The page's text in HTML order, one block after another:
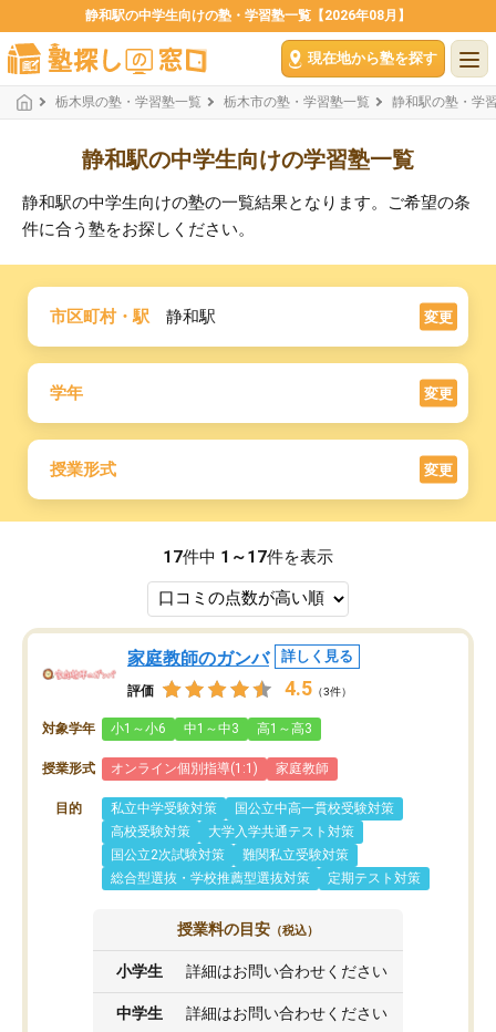
静和駅の中学生向けの塾・学習塾一覧【2026年08月】
現在地から塾を探す
栃木県の塾・学習塾一覧 栃木市の塾・学習塾一覧 静和駅の塾・学
静和駅の中学生向けの学習塾一覧
静和駅の中学生向けの塾の一覧結果となります。ご希望の条
件に合う塾をお探しください。
市区町村・駅 静和駅 変更
学年 変更
授業形式 変更
17件中 1～17件を表示
家庭教師のガンバ 詳しく見る
評価 4.5 （3件）
対象学年 小1～小6 中1～中3 高1～高3
授業形式 オンライン個別指導(1:1) 家庭教師
目的 私立中学受験対策
国公立中高一貫校受験対策
高校受験対策
大学入学共通テスト対策
国公立2次試験対策
難関私立受験対策
総合型選抜・学校推薦型選抜対策
定期テスト対策
授業料の目安 （税込）
小学生 詳細はお問い合わせください
中学生 詳細はお問い合わせください